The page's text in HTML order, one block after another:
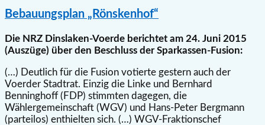
Bebauungsplan „Rönskenhof“
Die NRZ Dinslaken-Voerde berichtet am 24. Juni 2015
(Auszüge) über den Beschluss der Sparkassen-Fusion:
(…) Deutlich für die Fusion votierte gestern auch der
Voerder Stadtrat. Einzig die Linke und Bernhard
Benninghoff (FDP) stimmten dagegen, die
Wählergemeinschaft (WGV) und Hans-Peter Bergmann
(parteilos) enthielten sich. (…) WGV-Fraktionschef